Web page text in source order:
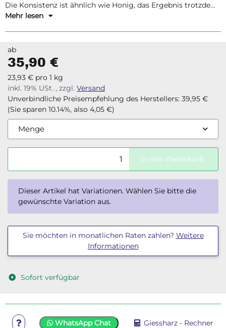
Die Konsistenz ist ähnlich wie Honig, das Ergebnis trotzdem
glasklar und blasenfrei - ideal wenn die Beschichtung
Mehr lesen
ab
35,90 €
23,93 € pro 1 kg
inkl. 19% USt. , zzgl. Versand
Unverbindliche Preisempfehlung des Herstellers: 39,95 €
(Sie sparen 10.14%, also 4,05 €)
Menge
In den Warenkorb
x
Dieser Artikel hat Variationen. Wählen Sie bitte die
gewünschte Variation aus.
Sie möchten in monatlichen Raten zahlen? Weitere
Informationen
Sofort verfügbar
WhatsApp Chat Giessharz - Rechner